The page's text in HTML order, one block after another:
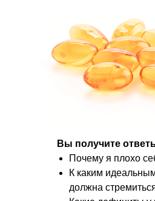
Вы получите
Почему я плохо
К каким
должна